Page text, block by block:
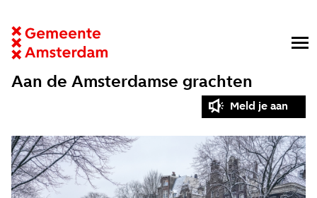
Aan de Amsterdamse grachten
Meld je aan